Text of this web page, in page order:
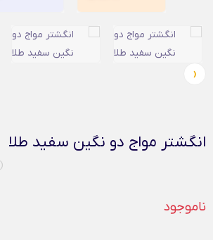
‹
انگشتر مواج دو نگین سفید طلا
( 23 دیدگاه )
ناموجود